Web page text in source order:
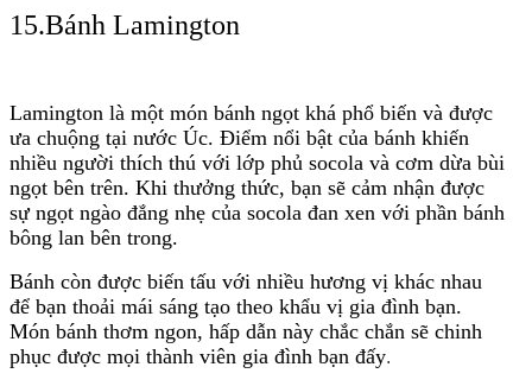
15.Bánh Lamington
Lamington là một món bánh ngọt khá phổ biến và được
ưa chuộng tại nước Úc. Điểm nổi bật của bánh khiến
nhiều người thích thú với lớp phủ socola và cơm dừa bùi
ngọt bên trên. Khi thưởng thức, bạn sẽ cảm nhận được
sự ngọt ngào đắng nhẹ của socola đan xen với phần bánh
bông lan bên trong.
Bánh còn được biến tấu với nhiều hương vị khác nhau
để bạn thoải mái sáng tạo theo khẩu vị gia đình bạn.
Món bánh thơm ngon, hấp dẫn này chắc chắn sẽ chinh
phục được mọi thành viên gia đình bạn đấy.